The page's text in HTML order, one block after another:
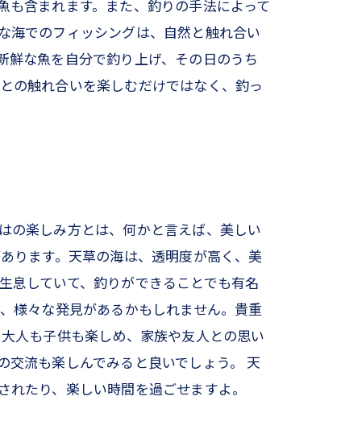
含まれます。また、釣りの手法によって
海でのフィッシングは、自然と触れ合い
鮮な魚を自分で釣り上げ、その日のうち
の触れ合いを楽しむだけではなく、釣っ
の楽しみ方とは、何かと言えば、美しい
ります。天草の海は、透明度が高く、美
息していて、釣りができることでも有名
様々な発見があるかもしれません。貴重
人も子供も楽しめ、家族や友人との思い
交流も楽しんでみると良いでしょう。 天
たり、楽しい時間を過ごせますよ。